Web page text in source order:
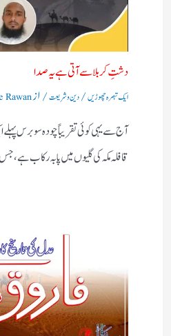
دشتِ کربلا سے آتی ہے یہ صدا
ایک تبصرہ چھوڑیں/دین و شریعت/ ازRawan
آج سے یہی کوئی تقریباً چودہ سو برس
قافلہ مکہ کی گلیوں میں پا بہ رکاب ہے،